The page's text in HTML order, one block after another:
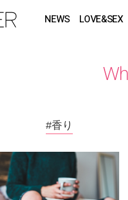
NEWS LOVE&SEX
#香り